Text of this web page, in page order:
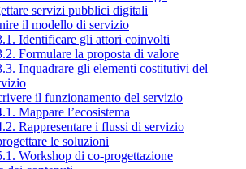
servizi pubblici digitali
il modello di servizio
Identificare gli attori coinvolti
Formulare la proposta di valore
Inquadrare gli elementi costitutivi del
il funzionamento del servizio
Mappare l’ecosistema
Rappresentare i flussi di servizio
le soluzioni
Workshop di co-progettazione